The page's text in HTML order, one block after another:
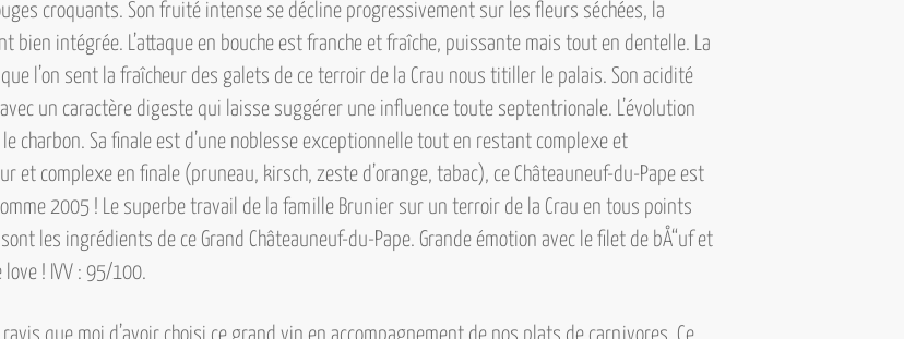
croquants. Son fruité intense se décline progressivement sur les fleurs séchées, la
bien intégrée. L’attaque en bouche est franche et fraîche, puissante mais tout en dentelle. La
l’on sent la fraîcheur des galets de ce terroir de la Crau nous titiller le palais. Son acidité
un caractère digeste qui laisse suggérer une influence toute septentrionale. L’évolution
charbon. Sa finale est d’une noblesse exceptionnelle tout en restant complexe et
et complexe en finale (pruneau, kirsch, zeste d’orange, tabac), ce Châteauneuf-du-Pape est
2005 ! Le superbe travail de la famille Brunier sur un terroir de la Crau en tous points
les ingrédients de ce Grand Châteauneuf-du-Pape. Grande émotion avec le filet de bÅ“uf et
love ! IVV : 95/100.